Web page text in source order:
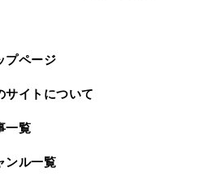
プページ
サイトについて
一覧
ンル一覧